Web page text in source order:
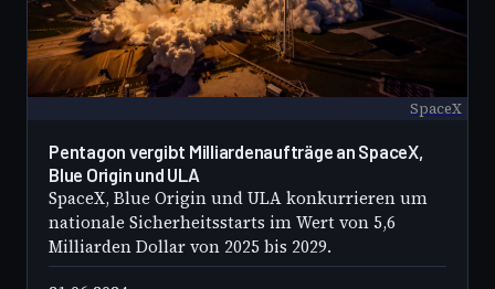
SpaceX
Pentagon vergibt Milliardenaufträge an SpaceX,
Blue Origin und ULA
SpaceX, Blue Origin und ULA konkurrieren um
nationale Sicherheitsstarts im Wert von 5,6
Milliarden Dollar von 2025 bis 2029.